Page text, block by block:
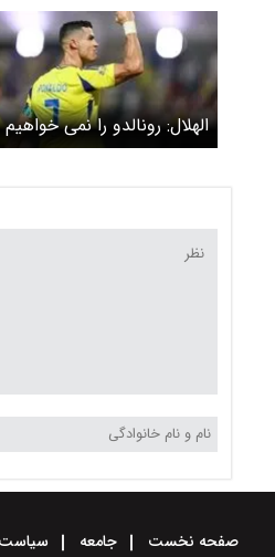
الهلال: رونالدو را نمی خواهیم
صفحه نخست جامعه سیاست